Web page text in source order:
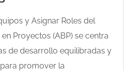
y Asignar Roles del
Proyectos (ABP) se centra
de desarrollo equilibradas y
promover la